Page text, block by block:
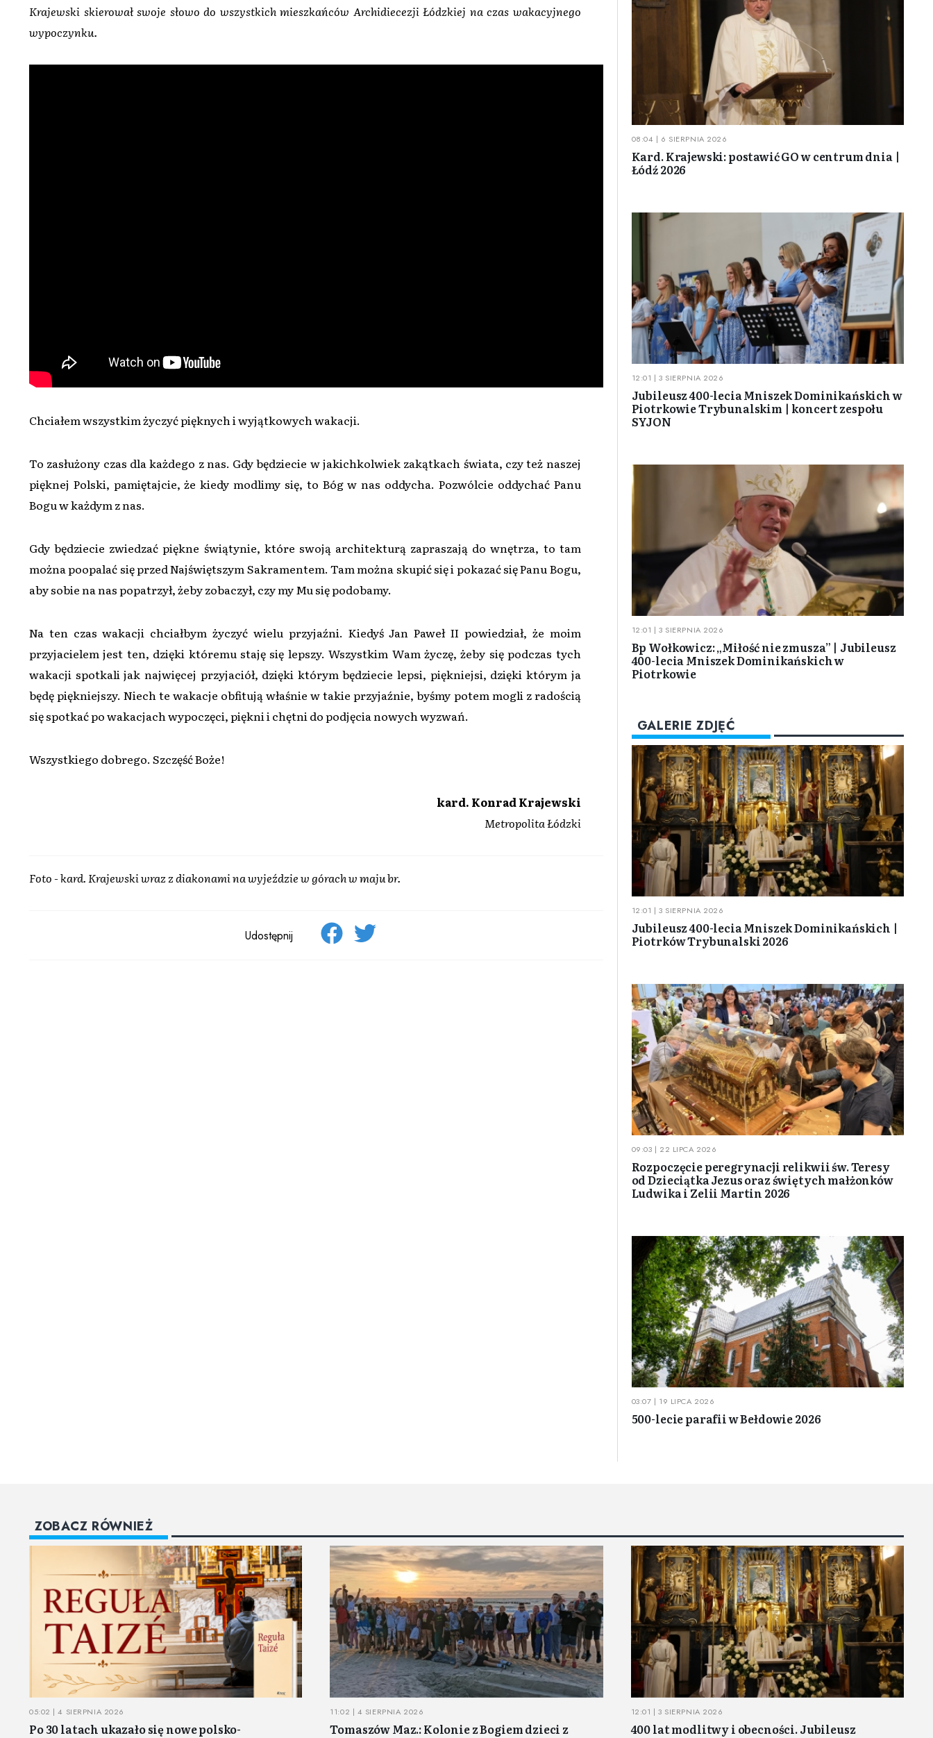
Krajewski skierował swoje słowo do wszystkich mieszkańców Archidiecezji Łódzkiej na czas wakacyjnego
wypoczynku.
Chciałem wszystkim życzyć pięknych i wyjątkowych wakacji.
To zasłużony czas dla każdego z nas. Gdy będziecie w jakichkolwiek zakątkach świata, czy też naszej
pięknej Polski, pamiętajcie, że kiedy modlimy się, to Bóg w nas oddycha. Pozwólcie oddychać Panu
Bogu w każdym z nas.
Gdy będziecie zwiedzać piękne świątynie, które swoją architekturą zapraszają do wnętrza, to tam
można poopalać się przed Najświętszym Sakramentem. Tam można skupić się i pokazać się Panu Bogu,
aby sobie na nas popatrzył, żeby zobaczył, czy my Mu się podobamy.
Na ten czas wakacji chciałbym życzyć wielu przyjaźni. Kiedyś Jan Paweł II powiedział, że moim
przyjacielem jest ten, dzięki któremu staję się lepszy. Wszystkim Wam życzę, żeby się podczas tych
wakacji spotkali jak najwięcej przyjaciół, dzięki którym będziecie lepsi, piękniejsi, dzięki którym ja
będę piękniejszy. Niech te wakacje obfitują właśnie w takie przyjaźnie, byśmy potem mogli z radością
się spotkać po wakacjach wypoczęci, piękni i chętni do podjęcia nowych wyzwań.
Wszystkiego dobrego. Szczęść Boże!
kard. Konrad Krajewski
Metropolita Łódzki
Foto - kard. Krajewski wraz z diakonami na wyjeździe w górach w maju br.
Udostępnij
08:04 | 6 SIERPNIA 2026
Kard. Krajewski: postawić GO w centrum dnia |
Łódź 2026
12:01 | 3 SIERPNIA 2026
Jubileusz 400-lecia Mniszek Dominikańskich w
Piotrkowie Trybunalskim | koncert zespołu
SYJON
12:01 | 3 SIERPNIA 2026
Bp Wołkowicz: „Miłość nie zmusza” | Jubileusz
400-lecia Mniszek Dominikańskich w
Piotrkowie
GALERIE ZDJĘĆ
12:01 | 3 SIERPNIA 2026
Jubileusz 400-lecia Mniszek Dominikańskich |
Piotrków Trybunalski 2026
09:03 | 22 LIPCA 2026
Rozpoczęcie peregrynacji relikwii św. Teresy
od Dzieciątka Jezus oraz świętych małżonków
Ludwika i Zelii Martin 2026
03:07 | 19 LIPCA 2026
500-lecie parafii w Bełdowie 2026
ZOBACZ RÓWNIEŻ
05:02 | 4 SIERPNIA 2026
Po 30 latach ukazało się nowe polsko-
11:02 | 4 SIERPNIA 2026
Tomaszów Maz.: Kolonie z Bogiem dzieci z
12:01 | 3 SIERPNIA 2026
400 lat modlitwy i obecności. Jubileusz